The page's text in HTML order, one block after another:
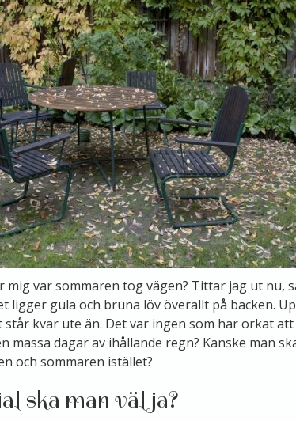
mig var sommaren tog vägen? Tittar jag ut nu,
ligger gula och bruna löv överallt på backen.
kvar ute än. Det var ingen som har orkat att
massa dagar av ihållande regn? Kanske man
och sommaren istället?
ska man välja?